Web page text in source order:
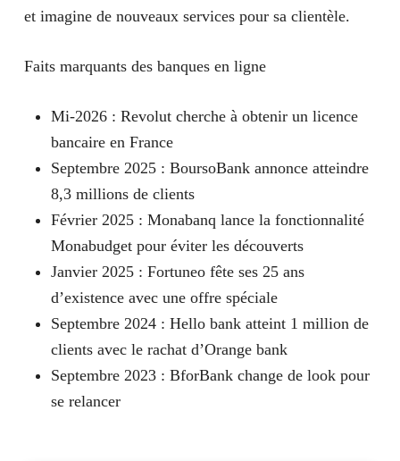
et imagine de nouveaux services pour sa clientèle.
Faits marquants des banques en ligne
Mi-2026 : Revolut cherche à obtenir un licence
bancaire en France
Septembre 2025 : BoursoBank annonce atteindre
8,3 millions de clients
Février 2025 : Monabanq lance la fonctionnalité
Monabudget pour éviter les découverts
Janvier 2025 : Fortuneo fête ses 25 ans
d’existence avec une offre spéciale
Septembre 2024 : Hello bank atteint 1 million de
clients avec le rachat d’Orange bank
Septembre 2023 : BforBank change de look pour
se relancer